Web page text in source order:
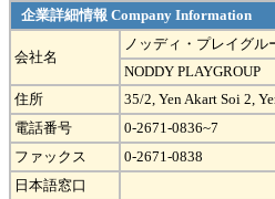
企業詳細情報 Company Information
会社名
ノッディ・プレイグル
NODDY PLAYGROUP
住所
35/2, Yen Akart Soi 2,
電話番号
0-2671-0836~7
ファックス
0-2671-0838
日本語窓口